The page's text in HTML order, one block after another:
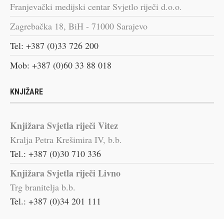
Franjevački medijski centar Svjetlo riječi d.o.o.
Zagrebačka 18, BiH - 71000 Sarajevo
Tel: +387 (0)33 726 200
Mob: +387 (0)60 33 88 018
KNJIŽARE
Knjižara Svjetla riječi Vitez
Kralja Petra Krešimira IV, b.b.
Tel.: +387 (0)30 710 336
Knjižara Svjetla riječi Livno
Trg branitelja b.b.
Tel.: +387 (0)34 201 111